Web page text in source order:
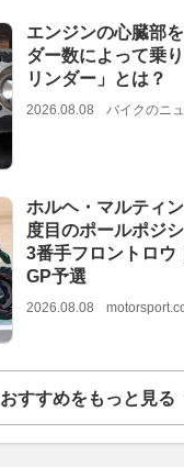
エンジンの心臓部
ダー数によって乗
リンダー」とは？
2026.08.08 バイクのニ
ホルヘ・マルティ
度目のポールポジ
3番手フロントロウ
GP予選
2026.08.08
おすすめをもっと見る